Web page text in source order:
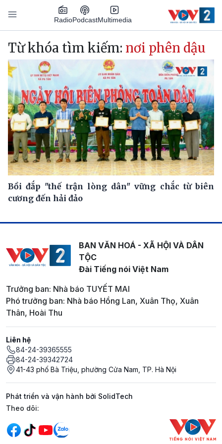
Nhảy đến nội dung
RadioPodcastMultimedia
Main navigation
Từ khóa tìm kiếm: nơi phên dậu
Bồi đắp "thế trận lòng dân" vững chắc từ biên
cương đến hải đảo
BAN VĂN HOÁ - XÃ HỘI VÀ DÂN
TỘC
Đài Tiếng nói Việt Nam
Trưởng ban: Nhà báo TUYẾT MAI
Phó trưởng ban: Nhà báo Hồng Lan, Xuân Thọ, Xuân
Thân, Hoài Thu
Liên hệ
84-24-39365555
84-24-39342724
41-43 phố Bà Triệu, phường Cửa Nam, TP. Hà Nội
Phát triển và vận hành bởi SolidTech
Mạng xã hội
Theo dõi: